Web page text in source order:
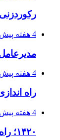
4 هفته پیش
مدیرعامل برق تهران:
4 هفته پیش
راه
4 هفته پیش
۱۴۲۰؛ راه ارتباطی بیمه شدگان تأمین‌اجتماعی